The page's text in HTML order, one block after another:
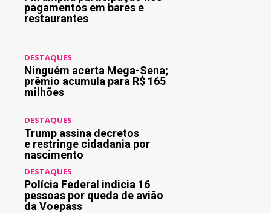
pagamentos em bares e
restaurantes
DESTAQUES
Ninguém acerta Mega-Sena;
prêmio acumula para R$ 165
milhões
DESTAQUES
Trump assina decretos
e restringe cidadania por
nascimento
DESTAQUES
Polícia Federal indicia 16
pessoas por queda de avião
da Voepass